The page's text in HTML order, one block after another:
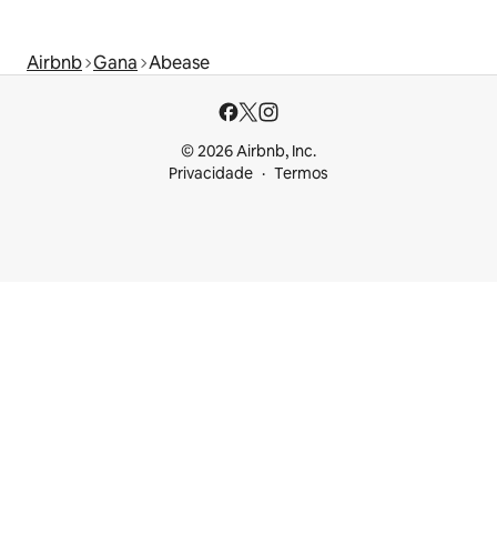
Airbnb Gana Abease
© 2026 Airbnb, Inc.
Privacidade
Termos